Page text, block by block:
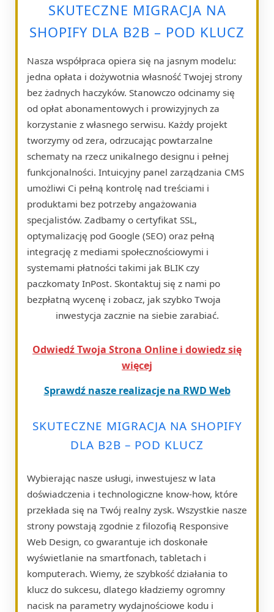
SKUTECZNE MIGRACJA NA
SHOPIFY DLA B2B – POD KLUCZ
Nasza współpraca opiera się na jasnym modelu:
jedna opłata i dożywotnia własność Twojej strony
bez żadnych haczyków. Stanowczo odcinamy się
od opłat abonamentowych i prowizyjnych za
korzystanie z własnego serwisu. Każdy projekt
tworzymy od zera, odrzucając powtarzalne
schematy na rzecz unikalnego designu i pełnej
funkcjonalności. Intuicyjny panel zarządzania CMS
umożliwi Ci pełną kontrolę nad treściami i
produktami bez potrzeby angażowania
specjalistów. Zadbamy o certyfikat SSL,
optymalizację pod Google (SEO) oraz pełną
integrację z mediami społecznościowymi i
systemami płatności takimi jak BLIK czy
paczkomaty InPost. Skontaktuj się z nami po
bezpłatną wycenę i zobacz, jak szybko Twoja
inwestycja zacznie na siebie zarabiać.
Odwiedź Twoja Strona Online i dowiedz się
więcej
Sprawdź nasze realizacje na RWD Web
SKUTECZNE MIGRACJA NA SHOPIFY
DLA B2B – POD KLUCZ
Wybierając nasze usługi, inwestujesz w lata
doświadczenia i technologiczne know-how, które
przekłada się na Twój realny zysk. Wszystkie nasze
strony powstają zgodnie z filozofią Responsive
Web Design, co gwarantuje ich doskonałe
wyświetlanie na smartfonach, tabletach i
komputerach. Wiemy, że szybkość działania to
klucz do sukcesu, dlatego kładziemy ogromny
nacisk na parametry wydajnościowe kodu i